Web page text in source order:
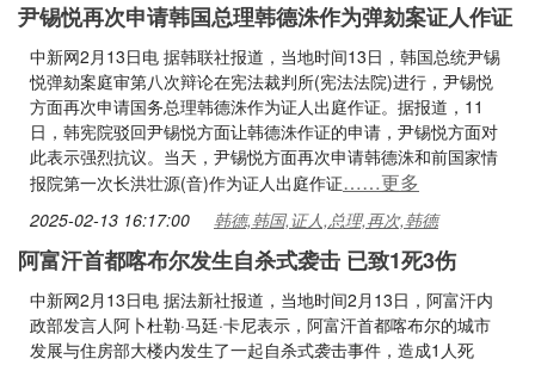
尹锡悦再次申请韩国总理韩德洙作为弹劾案证人作证
中新网2月13日电 据韩联社报道，当地时间13日，韩国总统尹锡
悦弹劾案庭审第八次辩论在宪法裁判所(宪法法院)进行，尹锡悦
方面再次申请国务总理韩德洙作为证人出庭作证。据报道，11
日，韩宪院驳回尹锡悦方面让韩德洙作证的申请，尹锡悦方面对
此表示强烈抗议。当天，尹锡悦方面再次申请韩德洙和前国家情
报院第一次长洪壮源(音)作为证人出庭作证……更多
2025-02-13 16:17:00 韩德,韩国,证人,总理,再次,韩德
阿富汗首都喀布尔发生自杀式袭击 已致1死3伤
中新网2月13日电 据法新社报道，当地时间2月13日，阿富汗内
政部发言人阿卜杜勒·马廷·卡尼表示，阿富汗首都喀布尔的城市
发展与住房部大楼内发生了一起自杀式袭击事件，造成1人死